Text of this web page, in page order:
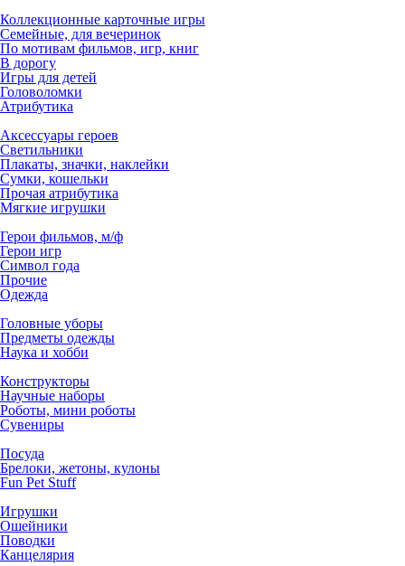
Коллекционные карточные игры
Семейные, для вечеринок
По мотивам фильмов, игр, книг
В дорогу
Игры для детей
Головоломки
Атрибутика
Аксессуары героев
Светильники
Плакаты, значки, наклейки
Сумки, кошельки
Прочая атрибутика
Мягкие игрушки
Герои фильмов, м/ф
Герои игр
Символ года
Прочие
Одежда
Головные уборы
Предметы одежды
Наука и хобби
Конструкторы
Научные наборы
Роботы, мини роботы
Сувениры
Посуда
Брелоки, жетоны, кулоны
Fun Pet Stuff
Игрушки
Ошейники
Поводки
Канцелярия